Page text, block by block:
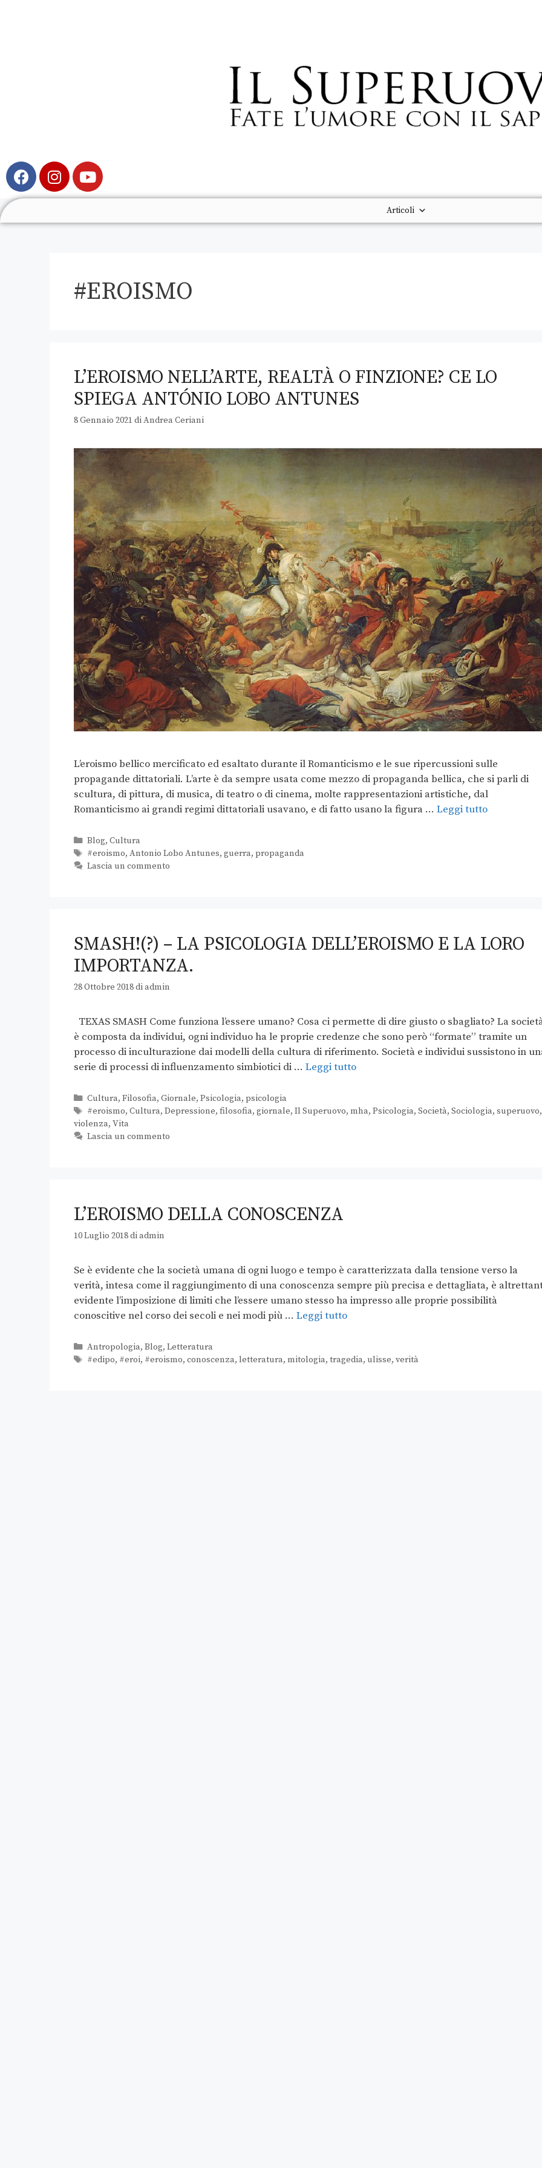
Articoli
#EROISMO
L’EROISMO NELL’ARTE, REALTÀ O FINZIONE? CE LO
SPIEGA ANTÓNIO LOBO ANTUNES
8 Gennaio 2021 diAndrea Ceriani
L’eroismo bellico mercificato ed esaltato durante il Romanticismo e le sue ripercussioni sulle
propagande dittatoriali. L’arte è da sempre usata come mezzo di propaganda bellica, che si parli di
scultura, di pittura, di musica, di teatro o di cinema, molte rappresentazioni artistiche, dal
Romanticismo ai grandi regimi dittatoriali usavano, e di fatto usano la figura … Leggi tutto
Blog, Cultura
#eroismo, Antonio Lobo Antunes, guerra, propaganda
Lascia un commento
SMASH!(?) – LA PSICOLOGIA DELL’EROISMO E LA LORO
IMPORTANZA.
28 Ottobre 2018diadmin
TEXAS SMASH Come funziona l’essere umano? Cosa ci permette di dire giusto o sbagliato? La
è composta da individui, ogni individuo ha le proprie credenze che sono però “formate” tramite un
processo di inculturazione dai modelli della cultura di riferimento. Società e individui sussistono in
serie di processi di influenzamento simbiotici di … Leggi tutto
Cultura, Filosofia, Giornale, Psicologia, psicologia
#eroismo, Cultura, Depressione, filosofia, giornale, Il Superuovo, mha, Psicologia, Società, Sociologia, superuovo,
violenza, Vita
Lascia un commento
L’EROISMO DELLA CONOSCENZA
10 Luglio 2018diadmin
Se è evidente che la società umana di ogni luogo e tempo è caratterizzata dalla tensione verso la
verità, intesa come il raggiungimento di una conoscenza sempre più precisa e dettagliata, è
evidente l’imposizione di limiti che l’essere umano stesso ha impresso alle proprie possibilità
conoscitive nel corso dei secoli e nei modi più … Leggi tutto
Antropologia, Blog, Letteratura
#edipo, #eroi, #eroismo, conoscenza, letteratura, mitologia, tragedia, ulisse, verità